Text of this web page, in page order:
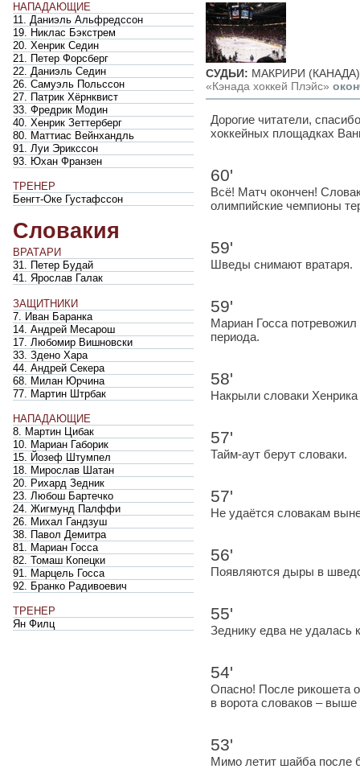
НАПАДАЮЩИЕ
11. Даниэль Альфредссон
19. Никлас Бэкстрем
20. Хенрик Седин
21. Петер Форсберг
22. Даниэль Седин
26. Самуэль Польссон
27. Патрик Хёрнквист
33. Фредрик Модин
40. Хенрик Зеттерберг
80. Маттиас Вейнхандль
91. Луи Эрикссон
93. Юхан Франзен
ТРЕНЕР
Бенгт-Оке Густафссон
Словакия
ВРАТАРИ
31. Петер Будай
41. Ярослав Галак
ЗАЩИТНИКИ
7. Иван Баранка
14. Андрей Месарош
17. Любомир Вишновски
33. Здено Хара
44. Андрей Секера
68. Милан Юрчина
77. Мартин Штрбак
НАПАДАЮЩИЕ
8. Мартин Цибак
10. Мариан Габорик
15. Йозеф Штумпел
18. Мирослав Шатан
20. Рихард Зедник
23. Любош Бартечко
24. Жигмунд Палффи
26. Михал Гандзуш
38. Павол Демитра
81. Мариан Госса
82. Томаш Копецки
91. Марцель Госса
92. Бранко Радивоевич
ТРЕНЕР
Ян Филц
СУДЬИ: МАКРИРИ
«Кэнада хоккей Плэйс»
Дорогие читатели,
хоккейных площадках
60'
Всё! Матч окончен!
олимпийские чемпионы
59'
Шведы снимают вратаря.
59'
Мариан Госса
периода.
58'
Накрыли словаки
57'
Тайм-аут берут словаки.
57'
Не удаётся словакам
56'
Появляются дыры в
55'
Зеднику едва не удалась
54'
Опасно! После рикошета
в ворота словаков – выше
53'
Мимо летит шайба после